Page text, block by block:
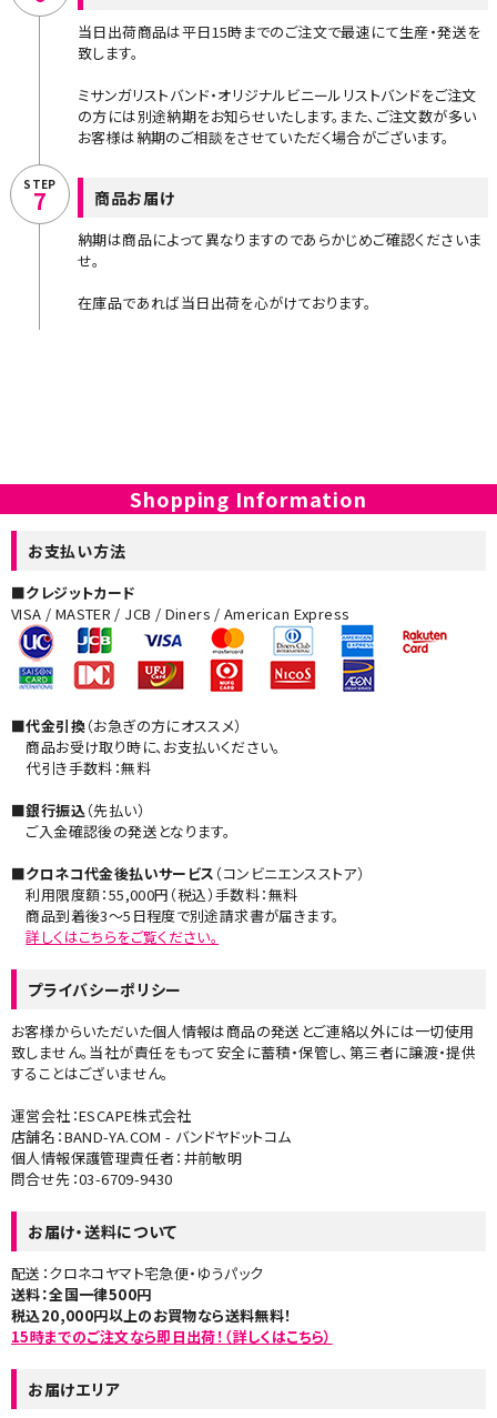
当日出荷商品は平日15時までのご注文で最速にて生産・発送を
致します。
ミサンガリストバンド・オリジナルビニールリストバンドをご注文
の方には別途納期をお知らせいたします。また、ご注文数が多い
お客様は納期のご相談をさせていただく場合がございます。
STEP
7 商品お届け
納期は商品によって異なりますのであらかじめご確認くださいま
せ。
在庫品であれば当日出荷を心がけております。
Shopping Information
お支払い方法
■クレジットカード
VISA / MASTER / JCB / Diners / American Express
■代金引換（お急ぎの方にオススメ）
商品お受け取り時に、お支払いください。
代引き手数料：無料
■銀行振込（先払い）
ご入金確認後の発送となります。
■クロネコ代金後払いサービス （コンビニエンスストア）
利用限度額：55,000円（税込）手数料：無料
商品到着後3～5日程度で別途請求書が届きます。
詳しくはこちらをご覧ください。​
プライバシーポリシー
お客様からいただいた個人情報は商品の発送とご連絡以外には一切使用
致しません。当社が責任をもって安全に蓄積・保管し、第三者に譲渡・提供
することはございません。
運営会社：ESCAPE株式会社
店舗名：BAND-YA.COM - バンドヤドットコム
個人情報保護管理責任者：井前敏明
問合せ先：03-6709-9430
お届け・送料について
配送：クロネコヤマト宅急便・ゆうパック
送料：全国一律500円
税込20,000円以上のお買物なら送料無料！
15時までのご注文なら即日出荷！（詳しくはこちら）
お届けエリア